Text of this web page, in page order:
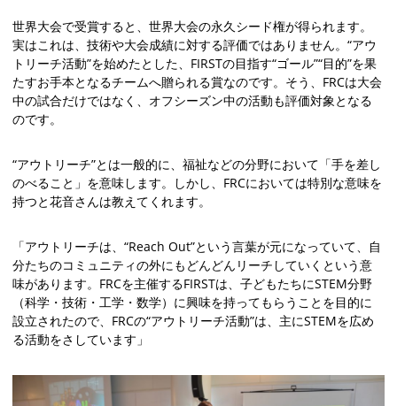
世界大会で受賞すると、世界大会の永久シード権が得られます。
実はこれは、技術や大会成績に対する評価ではありません。“アウ
トリーチ活動”を始めたとした、FIRSTの目指す“ゴール”“目的”を果
たすお手本となるチームへ贈られる賞なのです。そう、FRCは大会
中の試合だけではなく、オフシーズン中の活動も評価対象となる
のです。
“アウトリーチ”とは一般的に、福祉などの分野において「手を差し
のべること」を意味します。しかし、FRCにおいては特別な意味を
持つと花音さんは教えてくれます。
「アウトリーチは、“Reach Out”という言葉が元になっていて、自
分たちのコミュニティの外にもどんどんリーチしていくという意
味があります。FRCを主催するFIRSTは、子どもたちにSTEM分野
（科学・技術・工学・数学）に興味を持ってもらうことを目的に
設立されたので、FRCの“アウトリーチ活動”は、主にSTEMを広め
る活動をさしています」